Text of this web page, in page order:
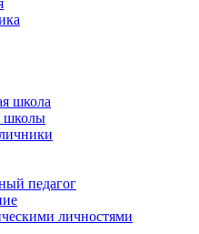
школа
школы
педагог
личностями